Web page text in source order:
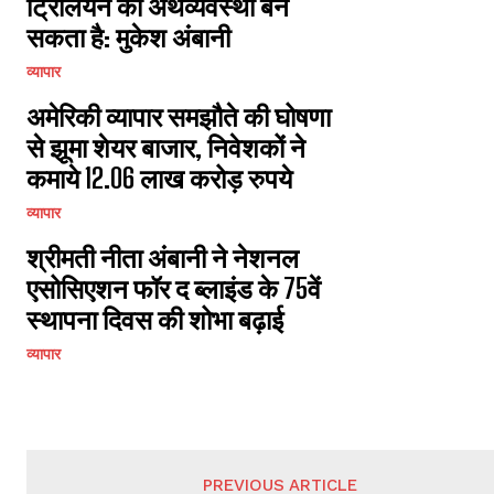
सकता है: मुकेश अंबानी
व्यापार
अमेरिकी व्यापार समझौते की घोषणा
से झूमा शेयर बाजार, निवेशकों ने
कमाये 12.06 लाख करोड़ रुपये
व्यापार
श्रीमती नीता अंबानी ने नेशनल
एसोसिएशन फॉर द ब्लाइंड के 75वें
स्थापना दिवस की शोभा बढ़ाई
व्यापार
PREVIOUS ARTICLE